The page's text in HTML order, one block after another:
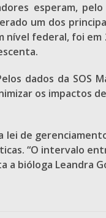
esperam,
um dos
nível federal, foi
dados da SOS
os impactos
lei de
“O intervalo
bióloga Leandra